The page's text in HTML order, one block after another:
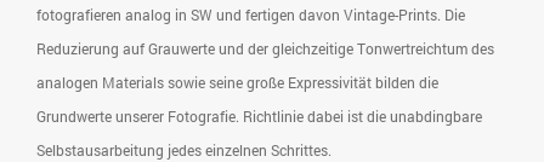
fotografieren analog in SW und fertigen davon Vintage-Prints. Die
Reduzierung auf Grauwerte und der gleichzeitige Tonwertreichtum des
analogen Materials sowie seine große Expressivität bilden die
Grundwerte unserer Fotografie. Richtlinie dabei ist die unabdingbare
Selbstausarbeitung jedes einzelnen Schrittes.